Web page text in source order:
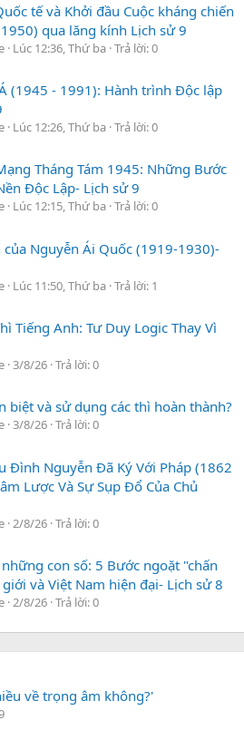
tế và Khởi đầu Cuộc kháng chiến
qua lăng kính Lịch sử 9
Lúc 12:36, Thứ ba Trả lời: 0
(1945 - 1991): Hành trình Độc lập
Lúc 12:26, Thứ ba Trả lời: 0
Tháng Tám 1945: Những Bước
Độc Lập- Lịch sử 9
Lúc 12:15, Thứ ba Trả lời: 0
Nguyễn Ái Quốc (1919-1930)-
Lúc 11:50, Thứ ba Trả lời: 1
Tiếng Anh: Tư Duy Logic Thay Vì
3/8/26 Trả lời: 0
biệt và sử dụng các thì hoàn thành?
3/8/26 Trả lời: 0
Đình Nguyễn Đã Ký Với Pháp (1862
Lược Và Sự Sụp Đổ Của Chủ
2/8/26 Trả lời: 0
con số: 5 Bước ngoặt "chấn
và Việt Nam hiện đại- Lịch sử 8
2/8/26 Trả lời: 0
về trọng âm không?'